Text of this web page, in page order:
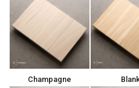
Champagne